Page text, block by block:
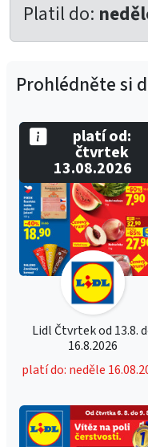
Platil do:
Prohlédněte si
Lidl Čtvrtek od 13.8.
16.8.2026
platí do: neděle
platí od:
čtvrtek
13.08.2026